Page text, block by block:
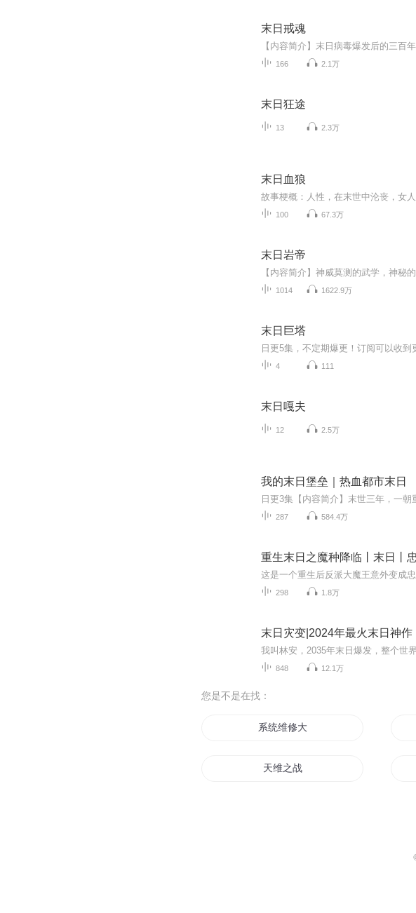
末日戒魂
166 2.1万
末日狂途
13 2.3万
末日血狼
100 67.3万
末日岩帝
1014 1622.9万
末日巨塔
4 111
末日嘎夫
12 2.5万
我的末日堡垒｜热血都市末日
287 584.4万
重生末日之魔种降临丨末日丨
298 1.8万
末日灾变|2024年最火末日神作
848 12.1万
您是不是在找：
系统维修大师
天维之战